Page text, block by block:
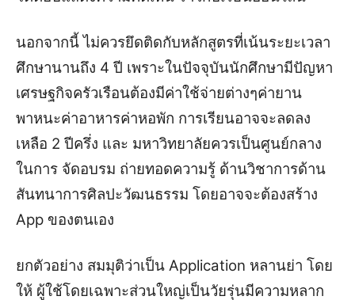
นอกจากนี้ ไม่ควรยึดติดกับหลักสูตรที่เน้นระยะเวลา
ศึกษานานถึง 4 ปี เพราะในปัจจุบันนักศึกษามีปัญหา
เศรษฐกิจครัวเรือนต้องมีค่าใช้จ่ายต่างๆค่ายาน
พาหนะค่าอาหารค่าหอพัก การเรียนอาจจะลดลง
เหลือ 2 ปีครึ่ง และ มหาวิทยาลัยควรเป็นศูนย์กลาง
ในการ จัดอบรม ถ่ายทอดความรู้ ด้านวิชาการด้าน
สันทนาการศิลปะวัฒนธรรม โดยอาจจะต้องสร้าง
App ของตนเอง
ยกตัวอย่าง สมมุติว่าเป็น Application หลานย่า โดย
ให้ ผู้ใช้โดยเฉพาะส่วนใหญ่เป็นวัยรุ่นมีความหลาก